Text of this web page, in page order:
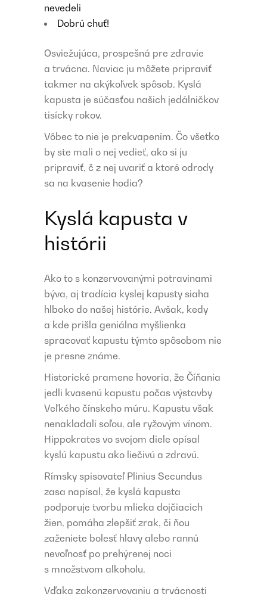
nevedeli
Dobrú chuť!
Osviežujúca, prospešná pre zdravie
a trvácna. Naviac ju môžete pripraviť
takmer na akýkoľvek spôsob. Kyslá
kapusta je súčasťou našich jedálničkov
tisícky rokov.
Vôbec to nie je prekvapením. Čo všetko
by ste mali o nej vedieť, ako si ju
pripraviť, č z nej uvariť a ktoré odrody
sa na kvasenie hodia?
Kyslá kapusta v
histórii
Ako to s konzervovanými potravinami
býva, aj tradícia kyslej kapusty siaha
hlboko do našej histórie. Avšak, kedy
a kde prišla geniálna myšlienka
spracovať kapustu týmto spôsobom nie
je presne známe.
Historické pramene hovoria, že Číňania
jedli kvasenú kapustu počas výstavby
Veľkého čínskeho múru. Kapustu však
nenakladali soľou, ale ryžovým vínom.
Hippokrates vo svojom diele opísal
kyslú kapustu ako liečivú a zdravú.
Rímsky spisovateľ Plinius Secundus
zasa napísal, že kyslá kapusta
podporuje tvorbu mlieka dojčiacich
žien, pomáha zlepšiť zrak, či ňou
zaženiete bolesť hlavy alebo rannú
nevoľnosť po prehýrenej noci
s množstvom alkoholu.
Vďaka zakonzervovaniu a trvácnosti